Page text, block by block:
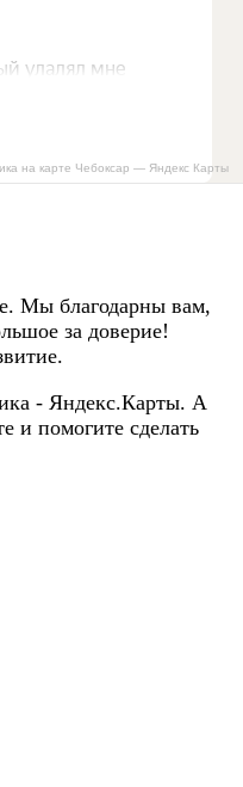
на карте Чебоксар — Яндекс Карты
Мы благодарны вам,
за доверие!
- Яндекс.Карты. А
и помогите сделать